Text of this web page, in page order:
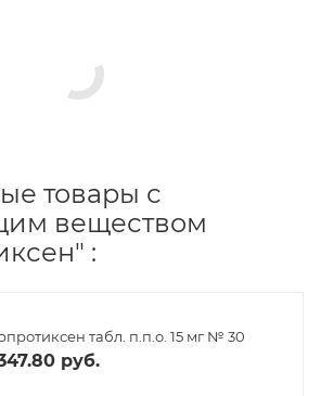
товары с
веществом
:
табл. п.п.о. 15 мг № 30
руб.